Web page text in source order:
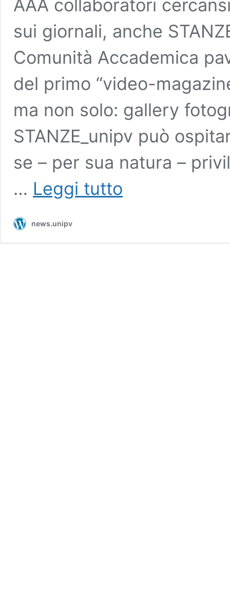
AAA collaboratori
sui giornali, anche
Comunità Accademica
del primo “video-
ma non solo: gallery
STANZE_unipv può
se – per sua natura –
… Leggi tutto
news.unipv